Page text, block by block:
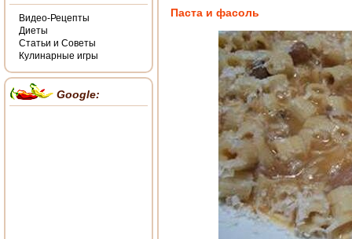
Паста и фасоль
Видео-Рецепты
Диеты
Статьи и Советы
Кулинарные игры
Google: